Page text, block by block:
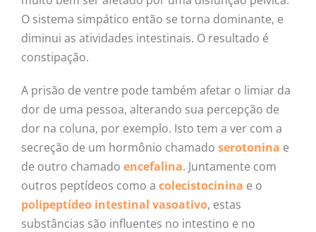
O sistema simpático então se torna dominante, e
diminui as atividades intestinais. O resultado é
constipação.
A prisão de ventre pode também afetar o limiar da
dor de uma pessoa, alterando sua percepção de
dor na coluna, por exemplo. Isto tem a ver com a
secreção de um hormônio chamado serotonina e
de outro chamado encefalina. Juntamente com
outros peptídeos como a colecistocinina e o
polipeptídeo intestinal vasoativo, estas
substâncias são influentes no intestino e no